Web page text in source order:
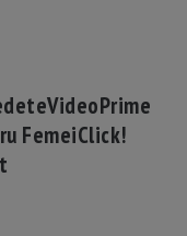
VideoPrime
FemeiClick!